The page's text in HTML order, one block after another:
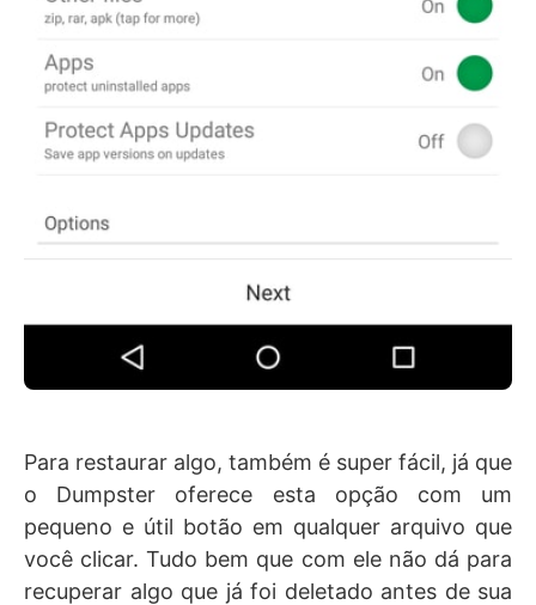
Para restaurar algo, também é super fácil, já que
o Dumpster oferece esta opção com um
pequeno e útil botão em qualquer arquivo que
você clicar. Tudo bem que com ele não dá para
recuperar algo que já foi deletado antes de sua